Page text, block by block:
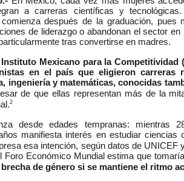
a carreras científicas y
después de la graduación, pues
de liderazgo o abandonan el sector en
tras convertirse en madres.
Instituto Mexicano para la Competitividad
en el país que eligieron carreras
ingeniería y matemáticas, conocidas
de que ellas representan más de la
2
desde edades tempranas: mientras
manifiesta interés en estudiar ciencias
esa intención, según datos de UNICEF
Foro Económico Mundial estima que tomaría
de género si se mantiene el ritmo